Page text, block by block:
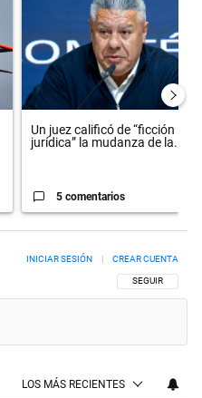
Un juez calificó de “ficción
jurídica” la mudanza de la...
5 comentarios
SIGA ESTA
SEGUIR
INICIAR SESIÓN | CREAR CUENTA
LOS MÁS RECIENTES